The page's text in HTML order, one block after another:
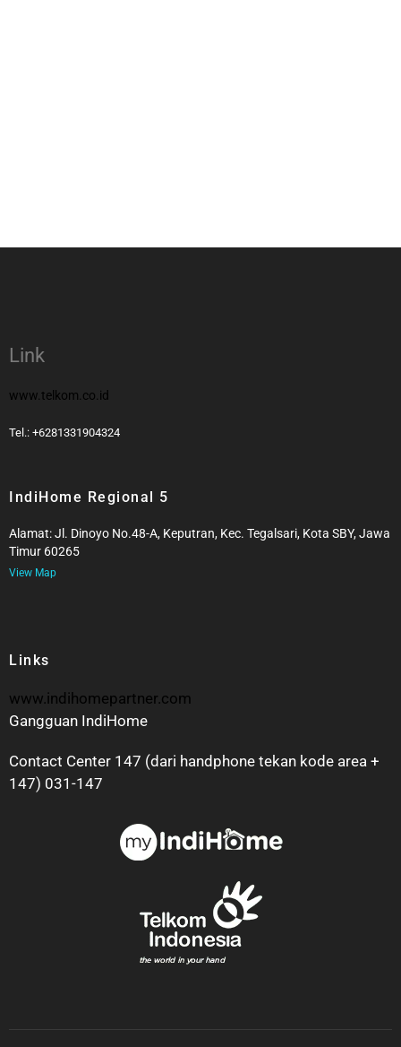
Link
www.telkom.co.id
Tel.: +6281331904324
IndiHome Regional 5
Alamat: Jl. Dinoyo No.48-A, Keputran, Kec. Tegalsari, Kota SBY, Jawa
Timur 60265
View Map
Links
www.indihomepartner.com
Gangguan IndiHome
Contact Center 147 (dari handphone tekan kode area +
147) 031-147